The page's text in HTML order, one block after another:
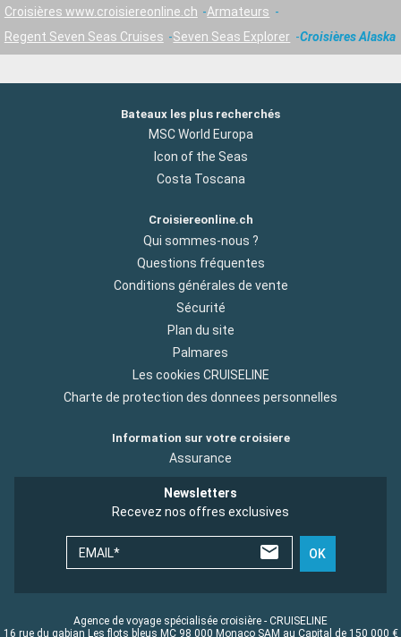
Croisières www.croisiereonline.ch
Armateurs
Regent Seven Seas Cruises
Seven Seas Explorer Croisières Alaska
Bateaux les plus recherchés
MSC World Europa
Icon of the Seas
Costa Toscana
Croisiereonline.ch
Qui sommes-nous ?
Questions fréquentes
Conditions générales de vente
Sécurité
Plan du site
Palmares
Les cookies CRUISELINE
Charte de protection des donnees personnelles
Information sur votre croisiere
Assurance
Newsletters
Recevez nos offres exclusives
EMAIL* OK
Agence de voyage spécialisée croisière - CRUISELINE
16 rue du gabian Les flots bleus MC 98 000 Monaco SAM au Capital de 150 000 €